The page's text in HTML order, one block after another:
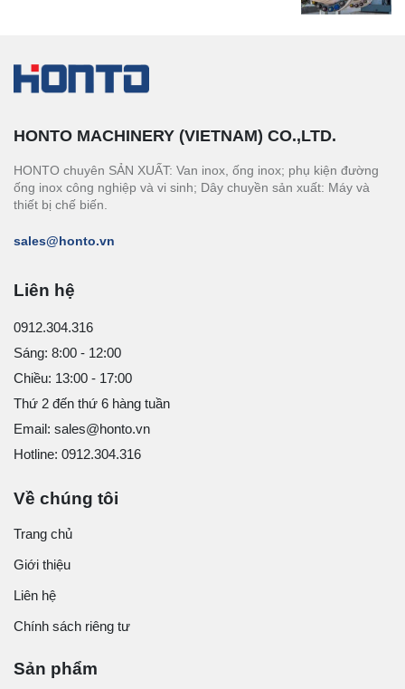
HONTO MACHINERY (VIETNAM) CO.,LTD.
HONTO chuyên SẢN XUẤT: Van inox, ống inox; phụ kiện đường
ống inox công nghiệp và vi sinh; Dây chuyền sản xuất: Máy và
thiết bị chế biến.
sales@honto.vn
Liên hệ
0912.304.316
Sáng: 8:00 - 12:00
Chiều: 13:00 - 17:00
Thứ 2 đến thứ 6 hàng tuần
Email: sales@honto.vn
Hotline: 0912.304.316
Về chúng tôi
Trang chủ
Giới thiệu
Liên hệ
Chính sách riêng tư
Sản phẩm